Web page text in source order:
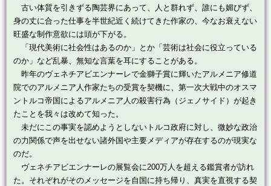
古い体質を引きずる陶芸界にあって、人と群れず、誰にも媚びず、
身の丈に合った仕事を半世紀近く続けてきた作家の、今なお衰えない
旺盛な制作意欲には頭が下がる。
「現代美術に社会性はあるのか」とか「芸術は社会に役立っている
のか」など乱暴、無知な言葉を耳にすることがある。
昨年のヴェネチアビエンナーレで金獅子賞に輝いたアルメニア修道
院でのアルメニア人作家たちの受賞を契機に、第一次大戦中のオスマ
ントルコ帝国によるアルメニア人の殺害行為（ジェノサイド）が起き
たことを我々は改めて知った。
未だにこの事実を認めようとしないトルコ政府に対し、微妙な政治
の力関係で声を出せない諸外国や主要メディアが存在するのが現実な
のだ。
ヴェネチアビエンナーレの展覧会に200万人を超える鑑賞者が訪れ
た。それぞれがそのメッセージを自国に持ち帰り、真実を直視する契